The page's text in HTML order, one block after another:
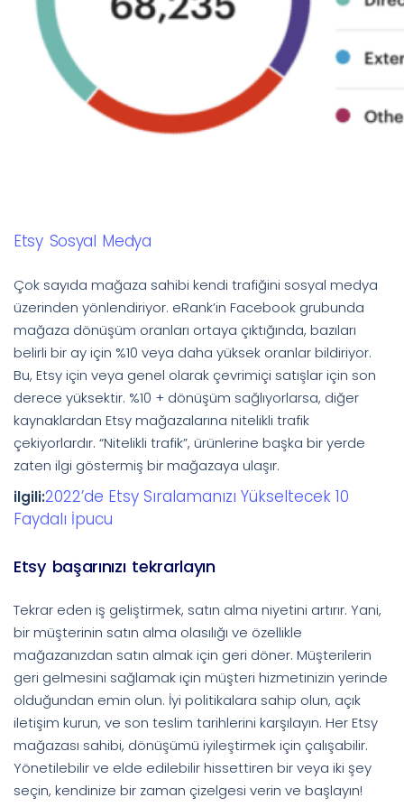
Etsy Sosyal Medya
Çok sayıda mağaza sahibi kendi trafiğini sosyal medya
üzerinden yönlendiriyor. eRank’in Facebook grubunda
mağaza dönüşüm oranları ortaya çıktığında, bazıları
belirli bir ay için %10 veya daha yüksek oranlar bildiriyor.
Bu, Etsy için veya genel olarak çevrimiçi satışlar için son
derece yüksektir. %10 + dönüşüm sağlıyorlarsa, diğer
kaynaklardan Etsy mağazalarına nitelikli trafik
çekiyorlardır. “Nitelikli trafik”, ürünlerine başka bir yerde
zaten ilgi göstermiş bir mağazaya ulaşır.
ilgili:2022’de Etsy Sıralamanızı Yükseltecek 10
Faydalı İpucu
Etsy başarınızı tekrarlayın
Tekrar eden iş geliştirmek, satın alma niyetini artırır. Yani,
bir müşterinin satın alma olasılığı ve özellikle
mağazanızdan satın almak için geri döner. Müşterilerin
geri gelmesini sağlamak için müşteri hizmetinizin yerinde
olduğundan emin olun. İyi politikalara sahip olun, açık
iletişim kurun, ve son teslim tarihlerini karşılayın. Her Etsy
mağazası sahibi, dönüşümü iyileştirmek için çalışabilir.
Yönetilebilir ve elde edilebilir hissettiren bir veya iki şey
seçin, kendinize bir zaman çizelgesi verin ve başlayın!